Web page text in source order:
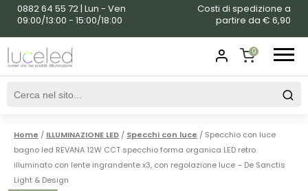
0882 64 55 72 | Lun - Ven
09:00/13:00 - 15:00/18:00
Costi di spedizione a
partire da € 6,90
0
SHOPPING
Home / ILLUMINAZIONE LED / Specchi con luce / Specchio con luce
bagno led REVANA 12W CCT specchio forma organica LED retro
illuminato con lente ingrandente x3, con regolazione luce – De Sanctis
Light & Design